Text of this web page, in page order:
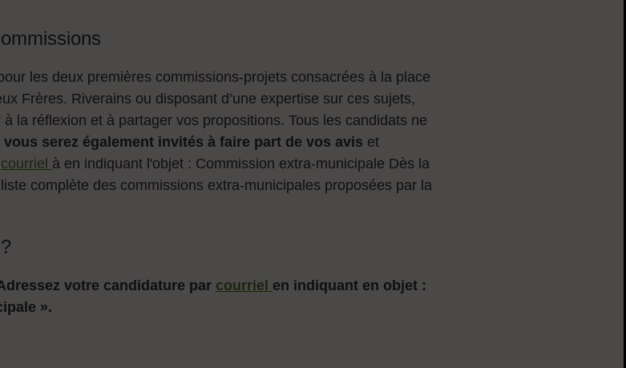
les deux premières commissions-projets consacrées à la place
Frères. Riverains ou disposant d’une expertise sur ces sujets,
la réflexion et à partager vos propositions. Tous les candidats ne
vous serez également invités à faire part de vos avis et
courriel à en indiquant l'objet : Commission extra-municipale Dès la
complète des commissions extra-municipales proposées par la
votre candidature par courriel en indiquant en objet :
».